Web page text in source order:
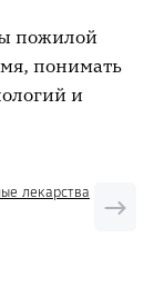
пожилой
понимать
и
лекарства